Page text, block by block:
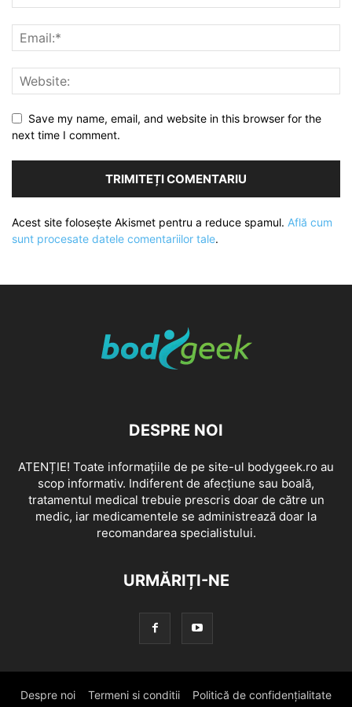
Save my name, email, and website in this browser for the
next time I comment.
Acest site folosește Akismet pentru a reduce spamul. Află cum
sunt procesate datele comentariilor tale.
DESPRE NOI
ATENȚIE! Toate informațiile de pe site-ul bodygeek.ro au
scop informativ. Indiferent de afecțiune sau boală,
tratamentul medical trebuie prescris doar de către un
medic, iar medicamentele se administrează doar la
recomandarea specialistului.
URMĂRIȚI-NE
Despre noi Termeni si conditii Politică de confidențialitate